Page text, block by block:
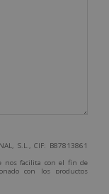
S.L., CIF: B87813861
nos facilita con el fin de
con los productos